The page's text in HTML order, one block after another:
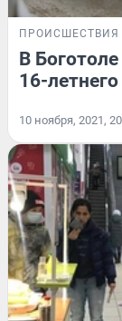
ПРОИСШЕСТВИЯ
В
16-
10 ноября, 2021,